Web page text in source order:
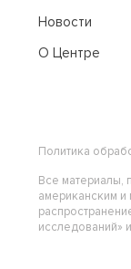
Новости
О Центре
Политика
Все материалы,
американским
исследований»